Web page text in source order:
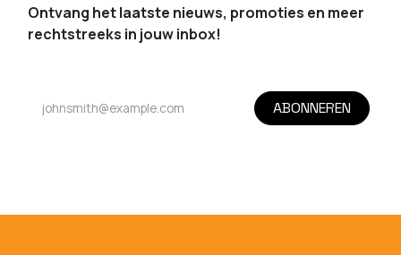
Ontvang het laatste nieuws, promoties en meer
rechtstreeks in jouw inbox!
ABONNEREN